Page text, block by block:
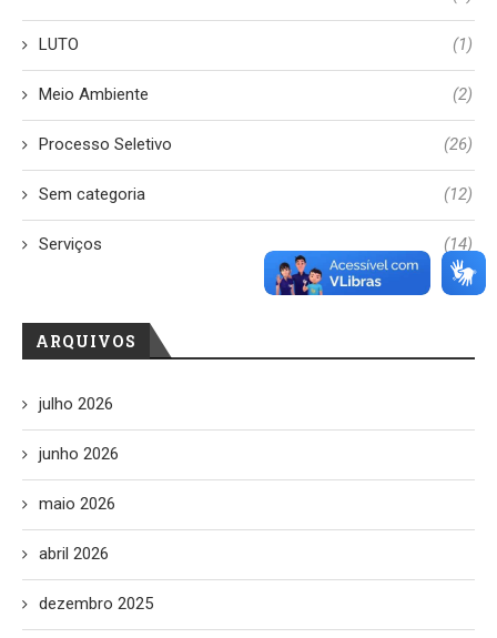
LUTO (1)
Meio Ambiente (2)
Processo Seletivo (26)
Sem categoria (12)
Serviços (14)
ARQUIVOS
julho 2026
junho 2026
maio 2026
abril 2026
dezembro 2025